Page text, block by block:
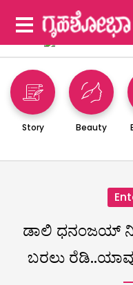
Story Beauty
ಡಾಲಿ ಧನಂಜಯ್‌
ಬರಲು